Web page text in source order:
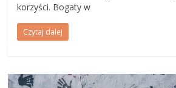
korzyści. Bogaty w
Czytaj dalej